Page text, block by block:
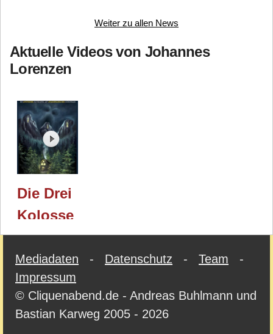
Weiter zu allen News
Aktuelle Videos von Johannes
Lorenzen
Die Drei
Kolosse
(PD
Verlag) /
Essen
2024
Mediadaten - Datenschutz - Team -
Impressum
© Cliquenabend.de - Andreas Buhlmann und
Bastian Karweg 2005 - 2026